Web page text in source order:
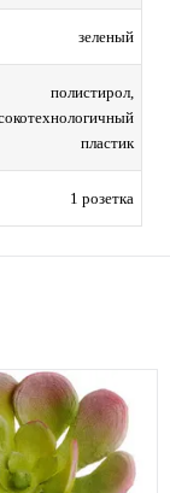
зеленый
полистирол,
пластик
1 розетка